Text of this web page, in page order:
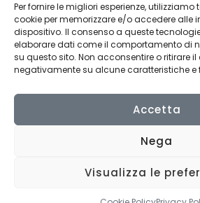
Per fornire le migliori esperienze,
cookie per memorizzare e/o accedere alle
dispositivo. Il consenso a queste
elaborare dati come il comportamento di
su questo sito. Non acconsentire o ritirare
negativamente su alcune caratteristiche e
Accetta
Nega
Visualizza le
Note legali
Privacy Policy
© 2022 CulturAgroalimentare di Raffaello